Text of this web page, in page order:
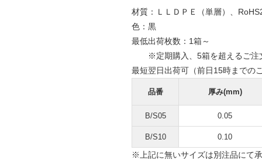
材質：ＬＬＤＰＥ（単層）、
色：黒
最低出荷枚数：1箱～
※定期購入、5箱を超えるご注
最短翌日出荷可（前日15時までの
品番 厚み(mm)
B/S05 0.05
B/S10 0.10
※上記に無いサイズは別注品にて